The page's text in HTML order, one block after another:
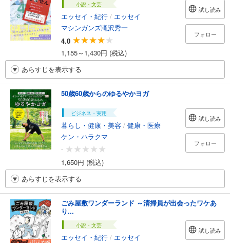
小説・文芸
エッセイ・紀行 / エッセイ
マシンガンズ滝沢秀一
4.0
1,155～1,430円 (税込)
試し読み
フォロー
あらすじを表示する
50歳60歳からのゆるやかヨガ
ビジネス・実用
暮らし・健康・美容 / 健康・医療
ケン・ハラクマ
-
1,650円 (税込)
試し読み
フォロー
あらすじを表示する
ごみ屋敷ワンダーランド ～清掃員が出会ったワケあ
り...
小説・文芸
エッセイ・紀行 / エッセイ
試し読み